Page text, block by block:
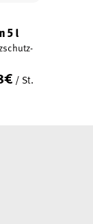
5 l
€ / St.